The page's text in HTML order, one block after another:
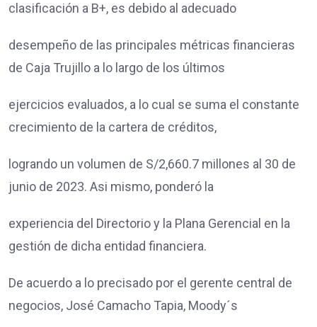
clasificación a B+, es debido al adecuado
desempeño de las principales métricas financieras
de Caja Trujillo a lo largo de los últimos
ejercicios evaluados, a lo cual se suma el constante
crecimiento de la cartera de créditos,
logrando un volumen de S/2,660.7 millones al 30 de
junio de 2023. Asi mismo, ponderó la
experiencia del Directorio y la Plana Gerencial en la
gestión de dicha entidad financiera.
De acuerdo a lo precisado por el gerente central de
negocios, José Camacho Tapia, Moody´s